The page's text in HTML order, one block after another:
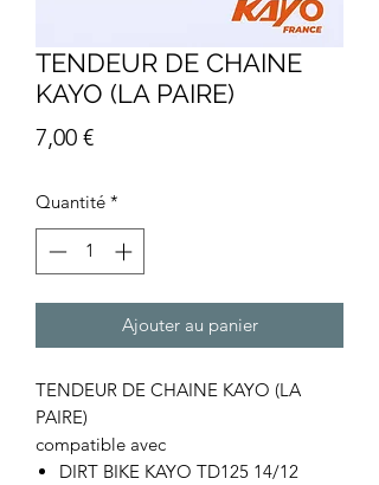
TENDEUR DE CHAINE
KAYO (LA PAIRE)
7,00 €Prix
Quantité *
Ajouter au panier
TENDEUR DE CHAINE KAYO (LA
PAIRE)
compatible avec
DIRT BIKE KAYO TD125 14/12